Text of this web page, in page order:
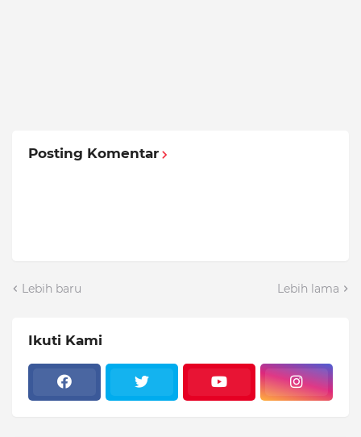
Posting Komentar
Lebih baru Lebih lama
Ikuti Kami